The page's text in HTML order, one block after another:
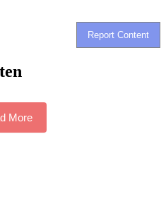
Report Content
More